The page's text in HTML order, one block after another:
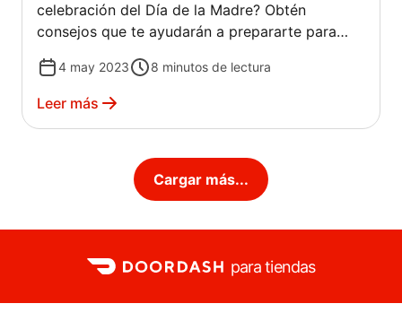
celebración del Día de la Madre? Obtén
consejos que te ayudarán a prepararte para
la organización de las órdenes entrantes hasta
el manejo de las entregas locales.
4 may 2023 8 minutos de lectura
Leer más
Cargar más...
para tiendas